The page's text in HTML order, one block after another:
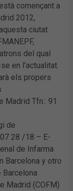
començant a
2012,
ciutat
del qual
en l’actualitat.
els propers
Madrid Tfn.: 91
de
28 /18 – E-
de Infarma
Barcelona y otro
Barcelona
Madrid (COFM)